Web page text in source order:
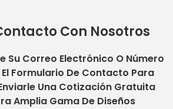
Con Nosotros
Su Correo Electrónico O Número
El Formulario De Contacto Para
Una Cotización Gratuita
Amplia Gama De Diseños